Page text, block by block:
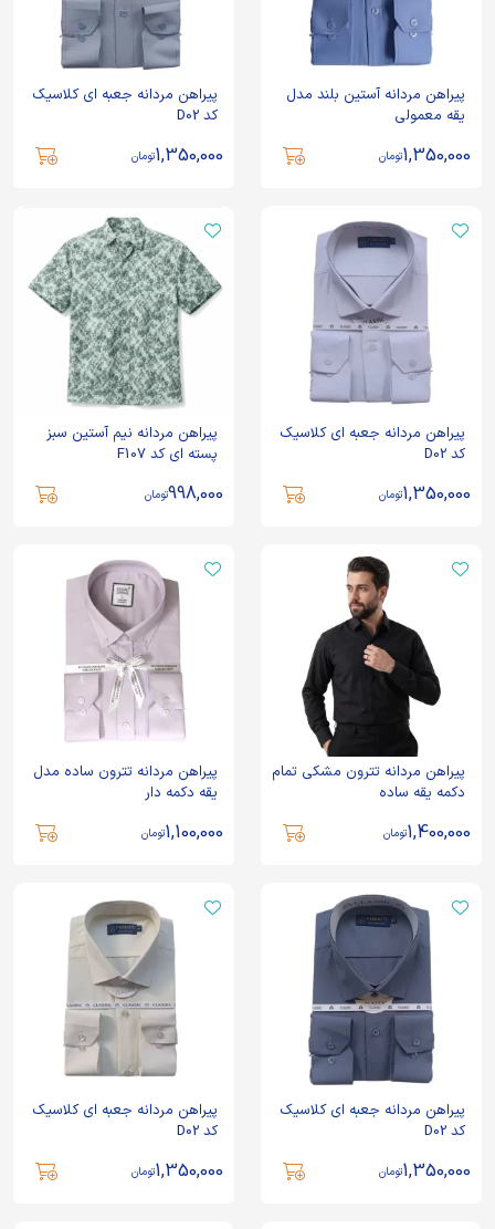
پیراهن مردانه آستین بلند مدل
یقه معمولی
1,350,000تومان
پیراهن مردانه جعبه ای کلاسیک
کد D02
1,350,000تومان
پیراهن مردانه جعبه ای کلاسیک
کد D02
1,350,000تومان
پیراهن مردانه نیم آستین سبز
پسته ای کد F107
998,000تومان
پیراهن مردانه تترون مشکی تمام
دکمه یقه ساده
1,400,000تومان
پیراهن مردانه تترون ساده مدل
یقه دکمه دار
1,100,000تومان
پیراهن مردانه جعبه ای کلاسیک
کد D02
1,350,000تومان
پیراهن مردانه جعبه ای کلاسیک
کد D02
1,350,000تومان